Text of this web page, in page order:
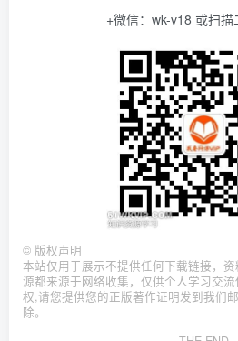
+微信：wk-v18 或扫描
© 版权声明
本站仅用于展示不提供任何下载链接，
源都来源于网络收集，仅供个人学习交
权,请您提供您的正版著作证明发到我们
除。